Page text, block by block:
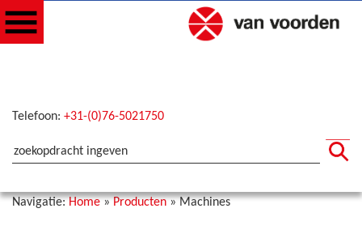
Telefoon: +31-(0)76-5021750
Navigatie:Home»Producten»Machines